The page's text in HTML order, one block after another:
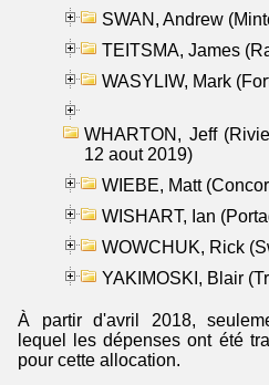
SWAN, Andrew
TEITSMA, James
WASYLIW, Mark
WHARTON, Jeff
12 aout 2019)
WIEBE, Matt
WISHART, Ian
WOWCHUK, Rick
YAKIMOSKI, Blair
À partir d'avril 2018,
lequel les dépenses ont été
pour cette allocation.